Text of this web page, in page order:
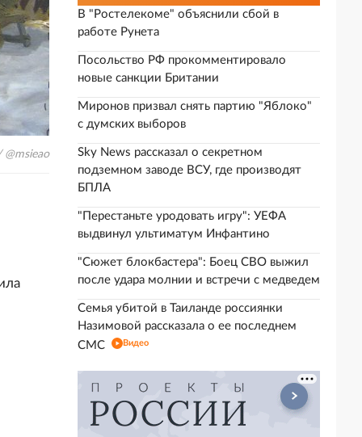
В "Ростелекоме" объяснили сбой в
работе Рунета
Посольство РФ прокомментировало
новые санкции Британии
Миронов призвал снять партию "Яблоко"
с думских выборов
Sky News рассказал о секретном
подземном заводе ВСУ, где производят
БПЛА
"Перестаньте уродовать игру": УЕФА
выдвинул ультиматум Инфантино
"Сюжет блокбастера": Боец СВО выжил
после удара молнии и встречи с медведем
Семья убитой в Таиланде россиянки
Назимовой рассказала о ее последнем
СМС
Видео